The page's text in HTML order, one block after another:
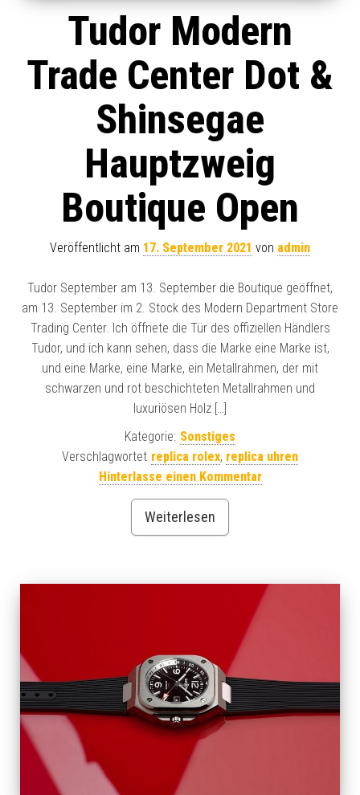
Tudor Modern
Trade Center Dot &
Shinsegae
Hauptzweig
Boutique Open
Veröffentlicht am 17. September 2021 von admin
Tudor September am 13. September die Boutique geöffnet,
am 13. September im 2. Stock des Modern Department Store
Trading Center. Ich öffnete die Tür des offiziellen Händlers
Tudor, und ich kann sehen, dass die Marke eine Marke ist,
und eine Marke, eine Marke, ein Metallrahmen, der mit
schwarzen und rot beschichteten Metallrahmen und
luxuriösen Holz […]
Kategorie: Sonstiges
Verschlagwortet replica rolex, replica uhren
Hinterlasse einen Kommentar
Weiterlesen